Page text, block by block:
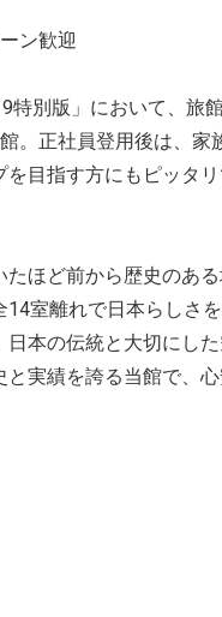
ン歓迎
特別版」において、旅
。正社員登用後は、家
目指す方にもピッタリ
たほど前から歴史のあ
室離れで日本らしさ
本の伝統と大切にし
実績を誇る当館で、